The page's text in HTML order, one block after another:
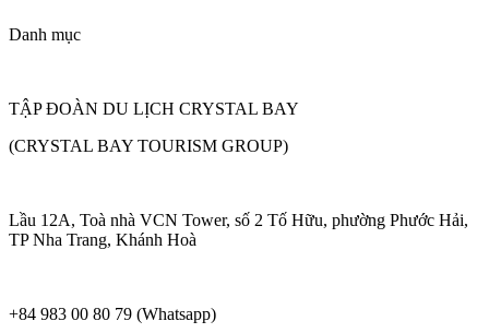
Danh mục
TẬP ĐOÀN DU LỊCH CRYSTAL BAY
(CRYSTAL BAY TOURISM GROUP)
Lầu 12A, Toà nhà VCN Tower, số 2 Tố Hữu, phường Phước Hải,
TP Nha Trang, Khánh Hoà
+84 983 00 80 79 (Whatsapp)